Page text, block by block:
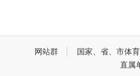
网站群 国家、省、市体
直属